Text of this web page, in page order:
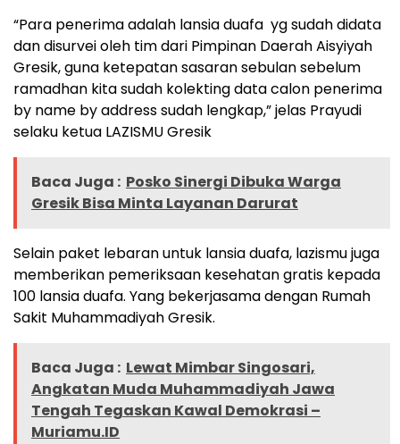
“Para penerima adalah lansia duafa yg sudah didata
dan disurvei oleh tim dari Pimpinan Daerah Aisyiyah
Gresik, guna ketepatan sasaran sebulan sebelum
ramadhan kita sudah kolekting data calon penerima
by name by address sudah lengkap,” jelas Prayudi
selaku ketua LAZISMU Gresik
Baca Juga : Posko Sinergi Dibuka Warga
Gresik Bisa Minta Layanan Darurat
Selain paket lebaran untuk lansia duafa, lazismu juga
memberikan pemeriksaan kesehatan gratis kepada
100 lansia duafa. Yang bekerjasama dengan Rumah
Sakit Muhammadiyah Gresik.
Baca Juga : Lewat Mimbar Singosari,
Angkatan Muda Muhammadiyah Jawa
Tengah Tegaskan Kawal Demokrasi –
Muriamu.ID